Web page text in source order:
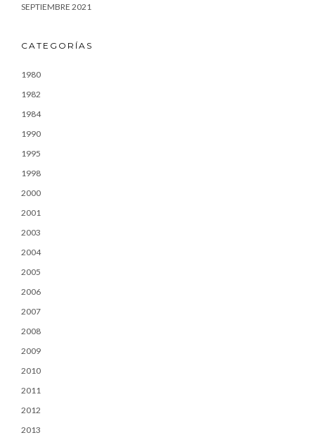
SEPTIEMBRE 2021
CATEGORÍAS
1980
1982
1984
1990
1995
1998
2000
2001
2003
2004
2005
2006
2007
2008
2009
2010
2011
2012
2013